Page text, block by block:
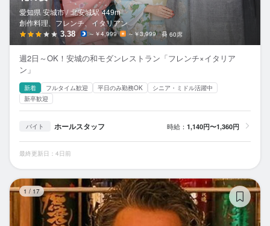
愛知県 安城市 / 北安城駅 449m
創作料理、フレンチ、イタリアン
3.38 ～￥4,999 ～￥3,999 60席
週2日～OK！安城の和モダンレストラン「フレンチ×イタリア
ン」
新着 フルタイム歓迎 平日のみ勤務OK
シニア・ミドル活躍中
新卒歓迎
バイト ホールスタッフ 時給： 1,140円〜1,360円
最終更新日：4日前
1 / 17